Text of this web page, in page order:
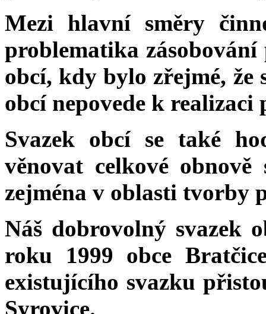
Mezi hlavní směry
problematika
obcí, kdy bylo zřejmé, že
obcí nepovede k realizaci
Svazek obcí se také
věnovat celkové obnově
zejména v oblasti tvorby
Náš dobrovolný svazek
roku 1999 obce
existujícího svazku
Syrovice.